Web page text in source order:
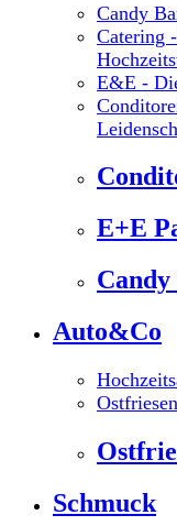
Candy
Catering
E&E -
E+E
Auto&Co
Schmuck